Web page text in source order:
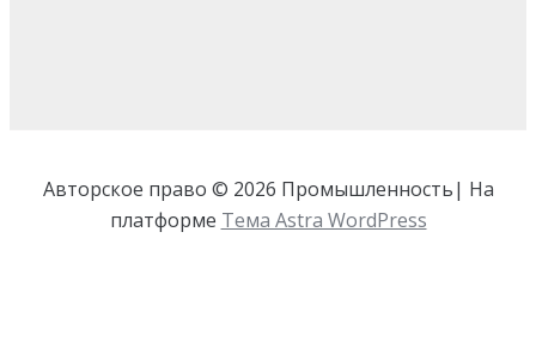
Авторское право © 2026 Промышленность| На
платформе Тема Astra WordPress